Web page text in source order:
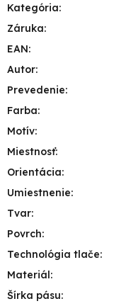
Kategória:
Záruka:
EAN:
Autor:
Prevedenie:
Farba:
Motív:
Miestnosť:
Orientácia:
Umiestnenie:
Tvar:
Povrch:
Technológia tlače:
Materiál:
Šírka pásu: